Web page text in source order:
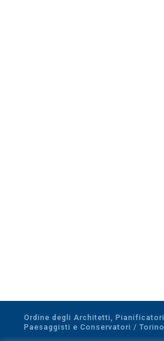
Ordine degli Architetti, Pianificatori
Paesaggisti e Conservatori / Torino